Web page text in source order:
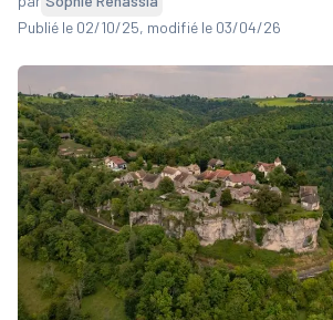
Publié le 02/10/25, modifié le 03/04/26